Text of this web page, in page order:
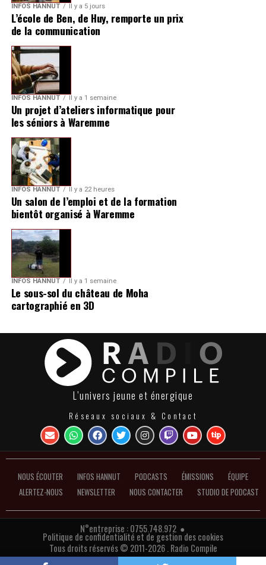
INFOS HANNUT Il y a 5 jours
L’école de Ben, de Huy, remporte un prix
de la communication
INFOS HANNUT Il y a 1 semaine
Un projet d’ateliers informatique pour
les séniors à Waremme
INFOS HANNUT Il y a 22 heures
Un salon de l’emploi et de la formation
bientôt organisé à Waremme
INFOS HANNUT Il y a 1 semaine
Le sous-sol du château de Moha
cartographié en 3D
L’univers jeune et énergique
Réseaux sociaux & Contact
NOUS ÉCOUTER INFOS HANNUT PODCASTS ÉMISSIONS
ÉQUIPE
ALERTEZ-NOUS
NEWSLETTER NOUS CONTACTER STUDIO DE PODCAST
N°entreprise : 0755.748.972 ●
Politique de confidentialité et de gestion des cookies
Tous droits réservés © 2011-2026 . Radio Compile